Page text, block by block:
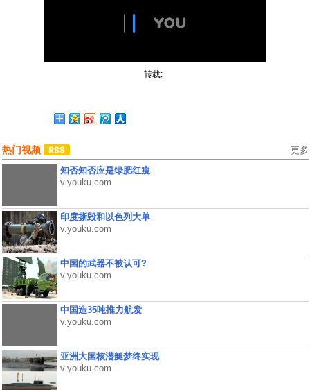
转载:
热门视频 更多
知否知否应是绿肥红瘦
v.youku.com
印度撕毁和以色列大单
v.youku.com
中国的武器不被认可?
v.youku.com
中国造35吨推力航发
v.youku.com
亚洲大国核潜艇梦终实现
v.youku.com